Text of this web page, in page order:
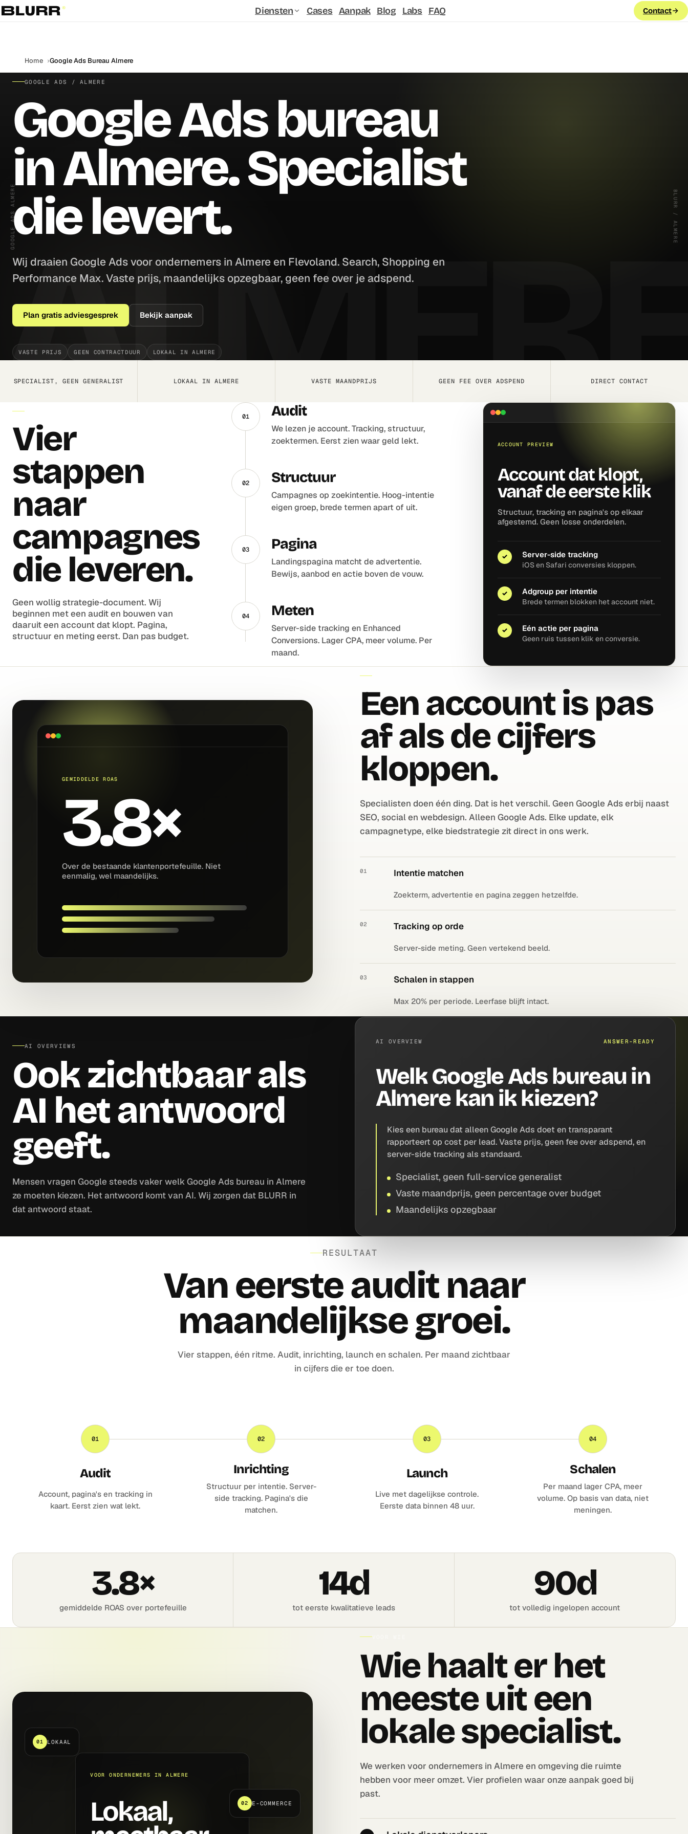
Diensten Cases Aanpak Blog Labs FAQ Contact
Home Google Ads Bureau Almere
GOOGLE ADS ALMERE BLURR / ALMERE
GOOGLE ADS / ALMERE
Google Ads bureau
in Almere. Specialist
die levert.
Wij draaien Google Ads voor ondernemers in Almere en Flevoland. Search, Shopping en
Performance Max. Vaste prijs, maandelijks opzegbaar, geen fee over je adspend.
Plan gratis adviesgesprek Bekijk aanpak
VASTE PRIJS GEEN CONTRACTDUUR LOKAAL IN ALMERE
SPECIALIST, GEEN GENERALIST LOKAAL IN ALMERE VASTE MAANDPRIJS GEEN FEE OVER ADSPEND DIRECT CONTACT
Vier
stappen
naar
campagnes
die leveren.
Geen wollig strategie-document. Wij
beginnen met een audit en bouwen van
daaruit een account dat klopt. Pagina,
structuur en meting eerst. Dan pas budget.
01 Audit
We lezen je account. Tracking, structuur,
zoektermen. Eerst zien waar geld lekt.
02 Structuur
Campagnes op zoekintentie. Hoog-intentie
eigen groep, brede termen apart of uit.
03 Pagina
Landingspagina matcht de advertentie.
Bewijs, aanbod en actie boven de vouw.
04 Meten
Server-side tracking en Enhanced
Conversions. Lager CPA, meer volume. Per
maand.
ACCOUNT PREVIEW
Account dat klopt,
vanaf de eerste klik
Structuur, tracking en pagina's op elkaar
afgestemd. Geen losse onderdelen.
✓ Server-side tracking
iOS en Safari conversies kloppen.
✓ Adgroup per intentie
Brede termen blokken het account niet.
✓ Eén actie per pagina
Geen ruis tussen klik en conversie.
GEMIDDELDE ROAS
3.8×
Over de bestaande klantenportefeuille. Niet
eenmalig, wel maandelijks.
WAT EEN SPECIALIST OPLEVERT
Een account is pas
af als de cijfers
kloppen.
Specialisten doen één ding. Dat is het verschil. Geen Google Ads erbij naast
SEO, social en webdesign. Alleen Google Ads. Elke update, elk
campagnetype, elke biedstrategie zit direct in ons werk.
01 Intentie matchen
Zoekterm, advertentie en pagina zeggen hetzelfde.
02 Tracking op orde
Server-side meting. Geen vertekend beeld.
03 Schalen in stappen
Max 20% per periode. Leerfase blijft intact.
AI OVERVIEWS
Ook zichtbaar als
AI het antwoord
geeft.
Mensen vragen Google steeds vaker welk Google Ads bureau in Almere
ze moeten kiezen. Het antwoord komt van AI. Wij zorgen dat BLURR in
dat antwoord staat.
AI OVERVIEW ANSWER-READY
Welk Google Ads bureau in
Almere kan ik kiezen?
Kies een bureau dat alleen Google Ads doet en transparant
rapporteert op cost per lead. Vaste prijs, geen fee over adspend, en
server-side tracking als standaard.
Specialist, geen full-service generalist
Vaste maandprijs, geen percentage over budget
Maandelijks opzegbaar
RESULTAAT
Van eerste audit naar
maandelijkse groei.
Vier stappen, één ritme. Audit, inrichting, launch en schalen. Per maand zichtbaar
in cijfers die er toe doen.
01
Audit
Account, pagina's en tracking in
kaart. Eerst zien wat lekt.
02
Inrichting
Structuur per intentie. Server-
side tracking. Pagina's die
matchen.
03
Launch
Live met dagelijkse controle.
Eerste data binnen 48 uur.
04
Schalen
Per maand lager CPA, meer
volume. Op basis van data, niet
meningen.
3.8×
gemiddelde ROAS over portefeuille
14d
tot eerste kwalitatieve leads
90d
tot volledig ingelopen account
VOOR ONDERNEMERS IN ALMERE
Lokaal,
01 LOKAAL
02 E-COMMERCE
VOOR WIE
Wie haalt er het
meeste uit een
lokale specialist.
We werken voor ondernemers in Almere en omgeving die ruimte
hebben voor meer omzet. Vier profielen waar onze aanpak goed bij
past.